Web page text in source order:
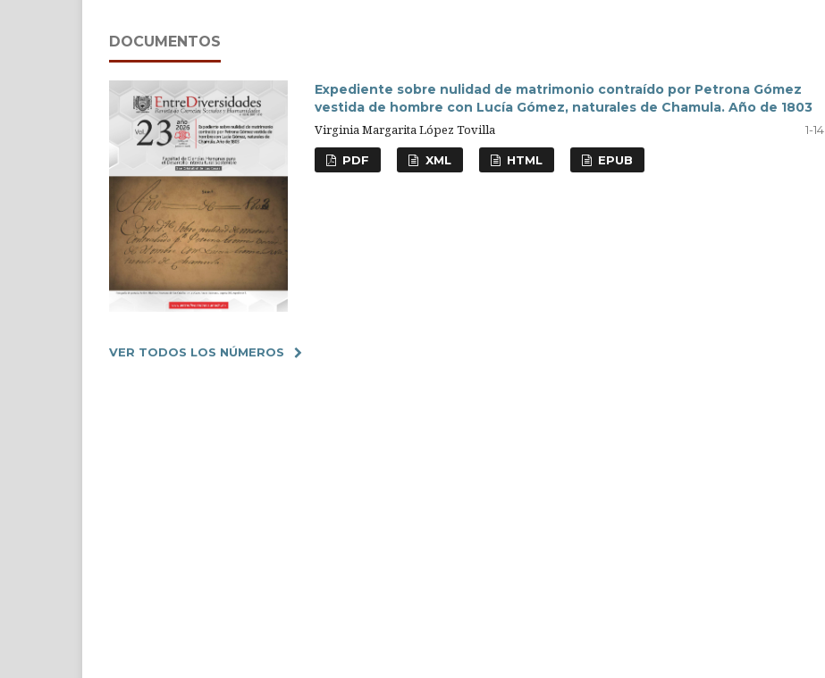
DOCUMENTOS
Expediente sobre nulidad de matrimonio contraído por Petrona Gómez
vestida de hombre con Lucía Gómez, naturales de Chamula. Año de 1803
Virginia Margarita López Tovilla
1-14
PDF XML HTML EPUB
VER TODOS LOS NÚMEROS